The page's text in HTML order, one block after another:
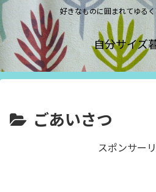
好きなものに囲まれてゆる
自分サイズ
ごあいさつ
スポンサー